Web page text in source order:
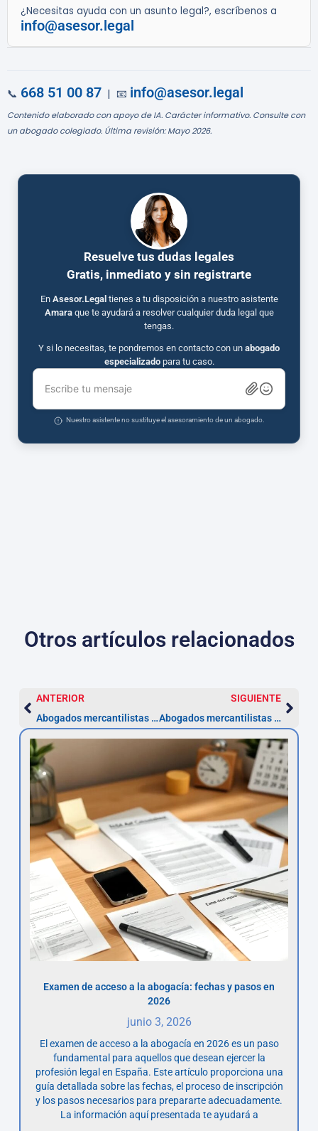
¿Necesitas ayuda con un asunto legal?, escríbenos a
info@asesor.legal
📞 668 51 00 87 | 📧 info@asesor.legal
Contenido elaborado con apoyo de IA. Carácter informativo. Consulte con
un abogado colegiado. Última revisión: Mayo 2026.
Resuelve tus dudas legales
Gratis, inmediato y sin registrarte
En Asesor.Legal tienes a tu disposición a nuestro asistente
Amaraque te ayudará a resolver cualquier duda legal que
tengas.
Y si lo necesitas, te pondremos en contacto con un abogado
especializadopara tu caso.
Escribe tu mensaje
Nuestro asistente no sustituye el asesoramiento de un abogado.
Otros artículos relacionados
ANTERIOR
Abogados mercantilistas Lérida: pasos, plazos y costes
SIGUIENTE
Abogados mercantilistas en A Coruña — plazo 5 años
Examen de acceso a la abogacía: fechas y pasos en
2026
junio 3, 2026
El examen de acceso a la abogacía en 2026 es un paso
fundamental para aquellos que desean ejercer la
profesión legal en España. Este artículo proporciona una
guía detallada sobre las fechas, el proceso de inscripción
y los pasos necesarios para prepararte adecuadamente.
La información aquí presentada te ayudará a